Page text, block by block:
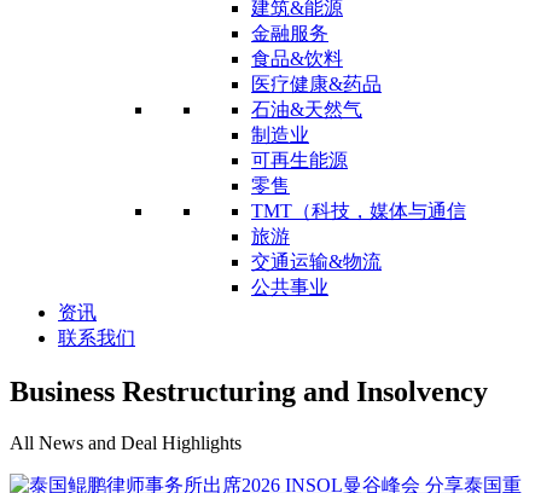
建筑&能源
金融服务
食品&饮料
医疗健康&药品
石油&天然气
制造业
可再生能源
零售
TMT（科技，媒体与通信
旅游
交通运输&物流
公共事业
资讯
联系我们
Business Restructuring and Insolvency
All News and Deal Highlights